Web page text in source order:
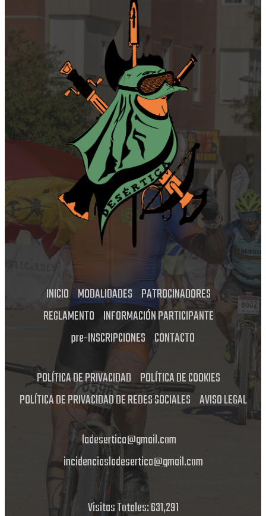
INICIO MODALIDADES PATROCINADORES
REGLAMENTO INFORMACIÓN PARTICIPANTE
pre-INSCRIPCIONES CONTACTO
POLÍTICA DE PRIVACIDAD POLÍTICA DE COOKIES
POLÍTICA DE PRIVACIDAD DE REDES SOCIALES AVISO LEGAL
ladesertica@gmail.com
incidenciasladesertica@gmail.com
Visitas Totales: 631,291